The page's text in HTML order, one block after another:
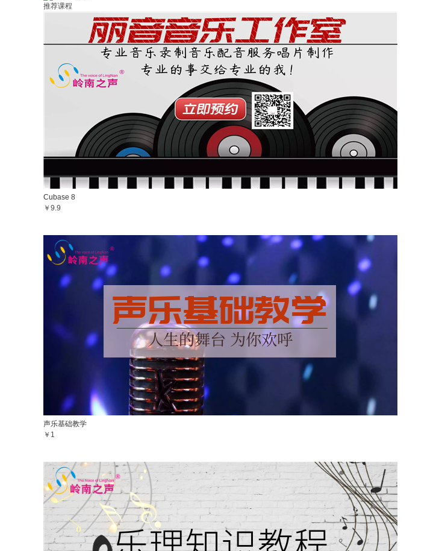
推荐课程
Cubase 8
￥9.9
声乐基础教学
￥1